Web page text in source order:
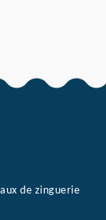
de zinguerie